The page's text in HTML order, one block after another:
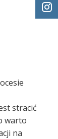
stracić
warto
na